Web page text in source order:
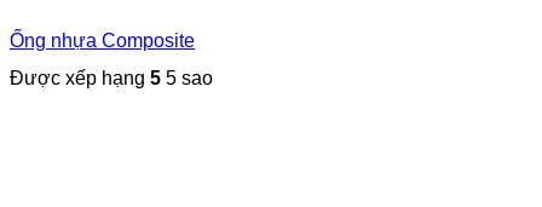
Ống nhựa Composite
Được xếp hạng 5 5 sao